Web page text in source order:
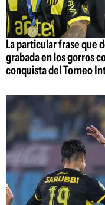
La particular frase que
grabada en los gorros
conquista del Torneo